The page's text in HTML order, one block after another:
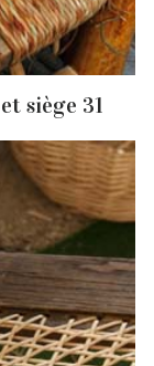
siège 31